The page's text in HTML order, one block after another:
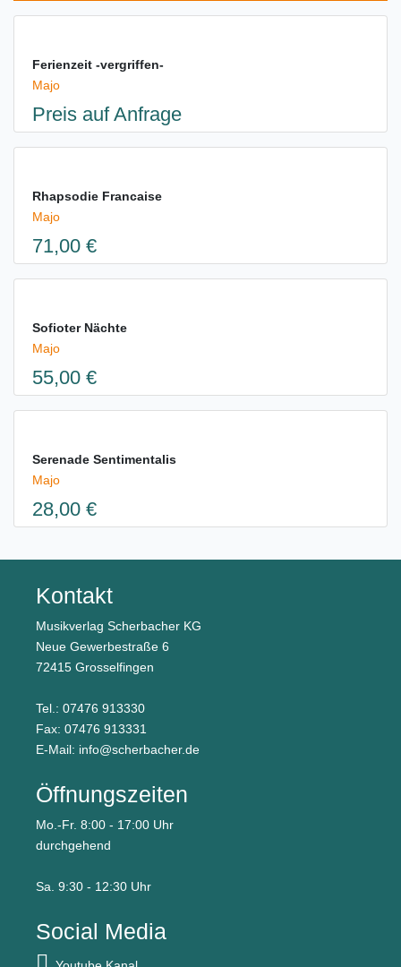
Ferienzeit -vergriffen-
Majo
Preis auf Anfrage
Rhapsodie Francaise
Majo
71,00 €
Sofioter Nächte
Majo
55,00 €
Serenade Sentimentalis
Majo
28,00 €
Kontakt
Musikverlag Scherbacher KG
Neue Gewerbestraße 6
72415 Grosselfingen
Tel.: 07476 913330
Fax: 07476 913331
E-Mail: info@scherbacher.de
Öffnungszeiten
Mo.-Fr. 8:00 - 17:00 Uhr
durchgehend
Sa. 9:30 - 12:30 Uhr
Social Media